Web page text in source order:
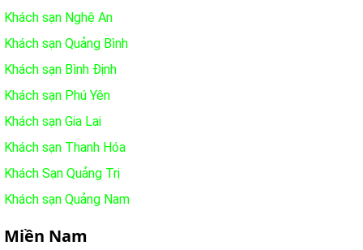
Khách sạn Nghệ An
Khách sạn Quảng Bình
Khách sạn Bình Định
Khách sạn Phú Yên
Khách sạn Gia Lai
Khách sạn Thanh Hóa
Khách Sạn Quảng Trị
Khách sạn Quảng Nam
Miền Nam